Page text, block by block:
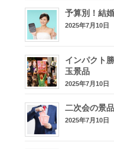
予算別！結
2025年7月10日
インパクト
玉景品
2025年7月10日
二次会の景
2025年7月10日